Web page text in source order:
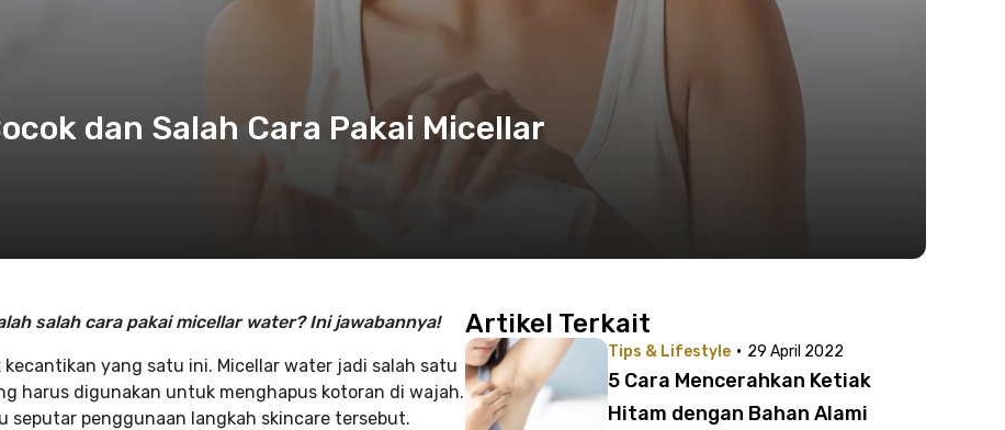
dan Salah Cara Pakai Micellar
salah cara pakai micellar water? Ini jawabannya!
yang satu ini. Micellar water jadi salah satu
harus digunakan untuk menghapus kotoran di wajah.
seputar penggunaan langkah skincare tersebut.
Artikel Terkait
Tips & Lifestyle · 29 April 2022
5 Cara Mencerahkan Ketiak
Hitam dengan Bahan Alami